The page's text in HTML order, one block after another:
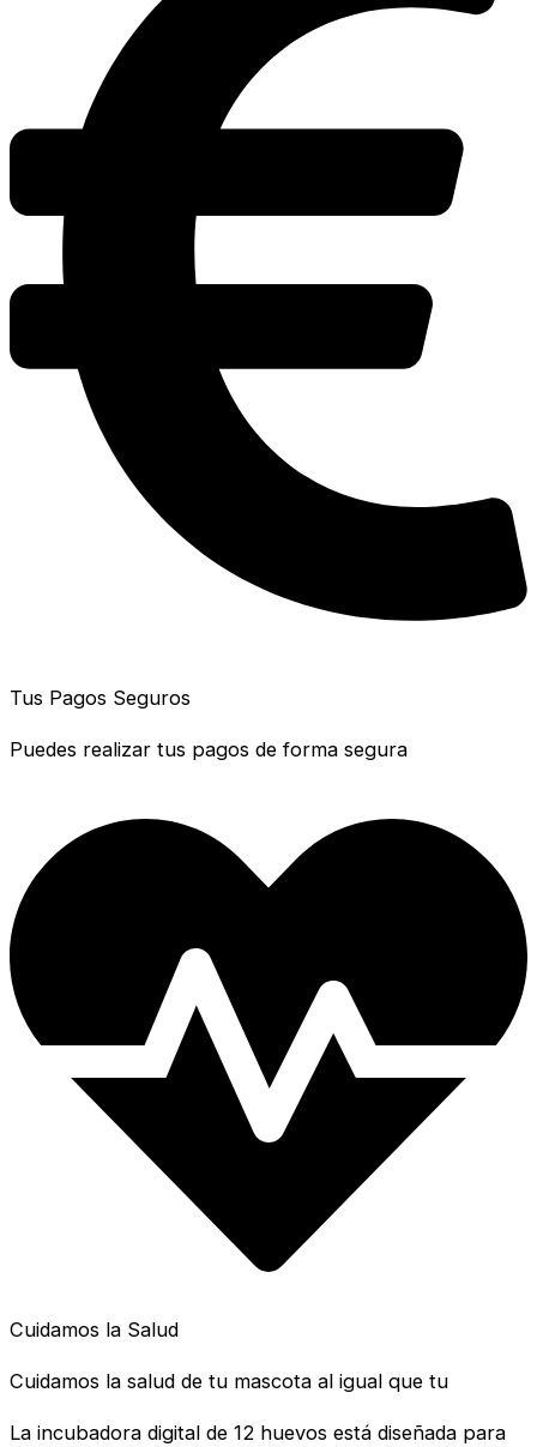
Tus Pagos Seguros
Puedes realizar tus pagos de forma segura
Cuidamos la Salud
Cuidamos la salud de tu mascota al igual que tu
La incubadora digital de 12 huevos está diseñada para